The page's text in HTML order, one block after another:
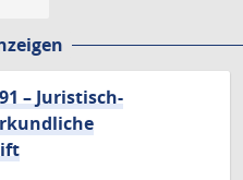
– Juristisch-